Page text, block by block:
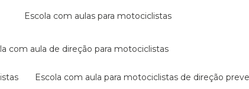
escola com aulas para motociclistas
com aula de direção para motociclistas
escola com aula para motociclistas de direção